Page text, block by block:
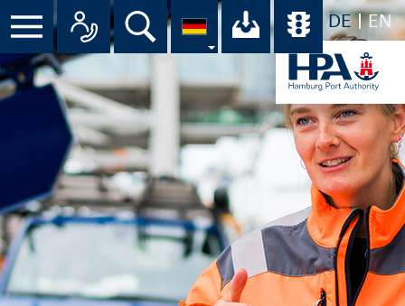
DE EN
Menü Alle Ansprechpartner im
Suche Ihr Download-